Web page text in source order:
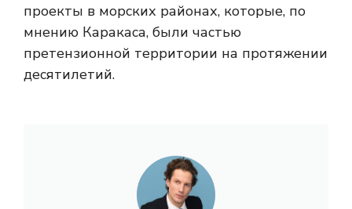
проекты в морских районах, которые, по
мнению Каракаса, были частью
претензионной территории на протяжении
десятилетий.